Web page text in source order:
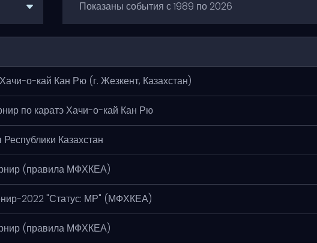
о-кай Кан Рю (г. Жезкент, Казахстан)
по каратэ Хачи-о-кай Кан Рю
Казахстан
(правила МФХКЕА)
2022 "Статус: МР" (МФХКЕА)
(правила МФХКЕА)